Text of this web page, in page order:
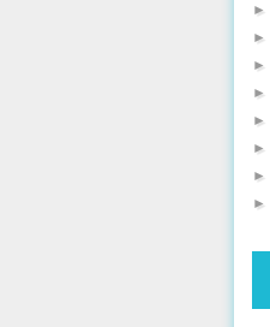
►
►
►
►
►
►
►
►